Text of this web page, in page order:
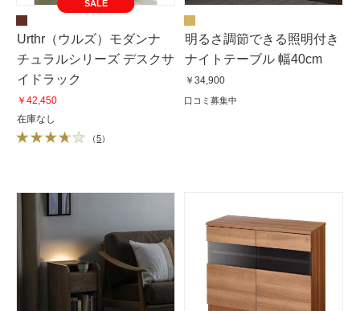
SALE
Urthr（ウルズ）モダンナ
チュラルシリーズ デスクサ
イドラック
￥42,450
在庫なし
（5）
明るさ調節できる照明付き
ナイトテーブル 幅40cm
￥34,900
口コミ募集中